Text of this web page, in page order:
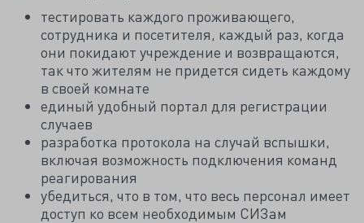
тестировать каждого проживающего,
сотрудника и посетителя, каждый раз, когда
они покидают учреждение и возвращаются,
так что жителям не придется сидеть каждому
в своей комнате
единый удобный портал для регистрации
случаев
разработка протокола на случай вспышки,
включая возможность подключения команд
реагирования
убедиться, что в том, что весь персонал имеет
доступ ко всем необходимым СИЗам